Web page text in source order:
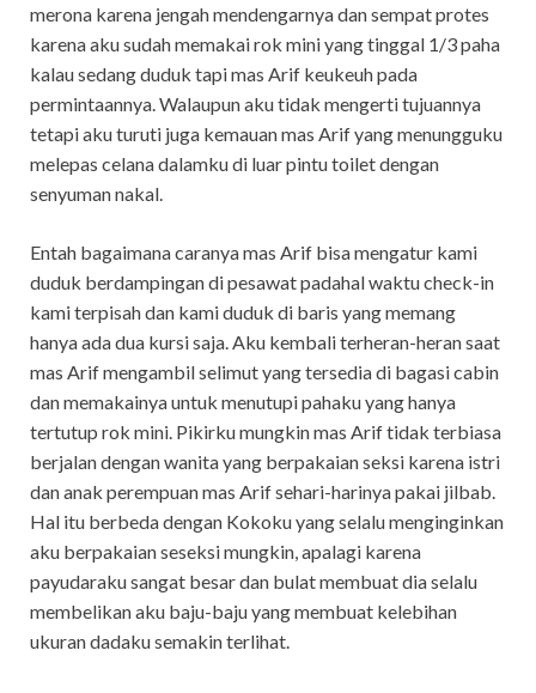
merona karena jengah mendengarnya dan sempat protes
karena aku sudah memakai rok mini yang tinggal 1/3 paha
kalau sedang duduk tapi mas Arif keukeuh pada
permintaannya. Walaupun aku tidak mengerti tujuannya
tetapi aku turuti juga kemauan mas Arif yang menungguku
melepas celana dalamku di luar pintu toilet dengan
senyuman nakal.
Entah bagaimana caranya mas Arif bisa mengatur kami
duduk berdampingan di pesawat padahal waktu check-in
kami terpisah dan kami duduk di baris yang memang
hanya ada dua kursi saja. Aku kembali terheran-heran saat
mas Arif mengambil selimut yang tersedia di bagasi cabin
dan memakainya untuk menutupi pahaku yang hanya
tertutup rok mini. Pikirku mungkin mas Arif tidak terbiasa
berjalan dengan wanita yang berpakaian seksi karena istri
dan anak perempuan mas Arif sehari-harinya pakai jilbab.
Hal itu berbeda dengan Kokoku yang selalu menginginkan
aku berpakaian seseksi mungkin, apalagi karena
payudaraku sangat besar dan bulat membuat dia selalu
membelikan aku baju-baju yang membuat kelebihan
ukuran dadaku semakin terlihat.